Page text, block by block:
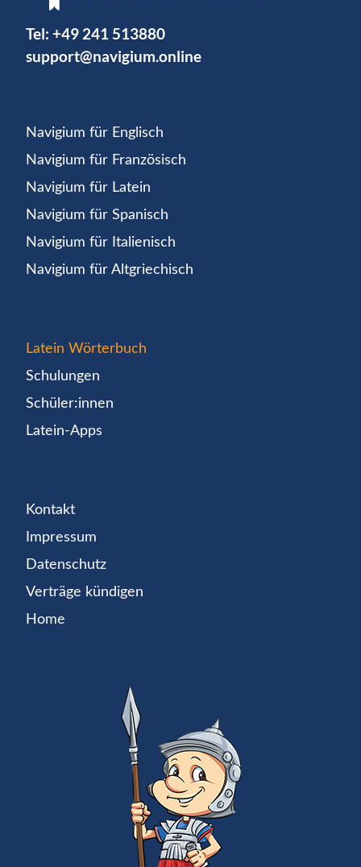
Tel: +49 241 513880
support@navigium.online
Navigium für Englisch
Navigium für Französisch
Navigium für Latein
Navigium für Spanisch
Navigium für Italienisch
Navigium für Altgriechisch
Latein Wörterbuch
Schulungen
Schüler:innen
Latein-Apps
Kontakt
Impressum
Datenschutz
Verträge kündigen
Home